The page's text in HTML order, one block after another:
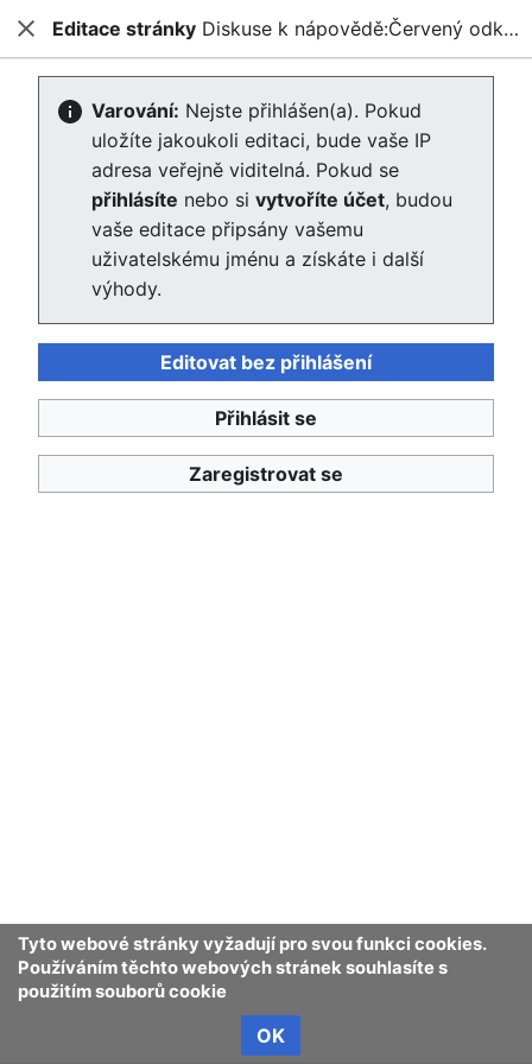
Enviwiki
Vytváření Diskuse k
nápovědě:Červený odkaz
Editor se nyní načte. Pokud tuto zprávu stále vidíte po
několika sekundách, prosímobnovte stránku
Zpět na stránku „Červený odkaz“.
Tyto webové stránky vyžadují pro svou funkci cookies.
Používáním těchto webových stránek souhlasíte s
použitím souborů cookie
OK
ZavřítEditace stránky Diskuse k nápovědě:Červený odkaz
Varování: Nejste přihlášen(a). Pokud
uložíte jakoukoli editaci, bude vaše IP
adresa veřejně viditelná. Pokud se
přihlásíte nebo si vytvoříte účet, budou
vaše editace připsány vašemu
uživatelskému jménu a získáte i další
výhody.
Editovat bez přihlášení
Přihlásit se
Zaregistrovat se